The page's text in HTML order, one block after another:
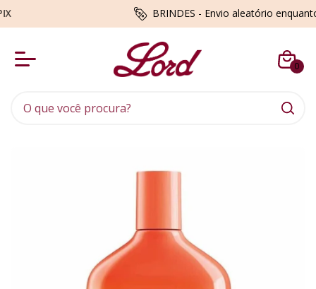
BRINDES - Envio aleatório enquanto
0